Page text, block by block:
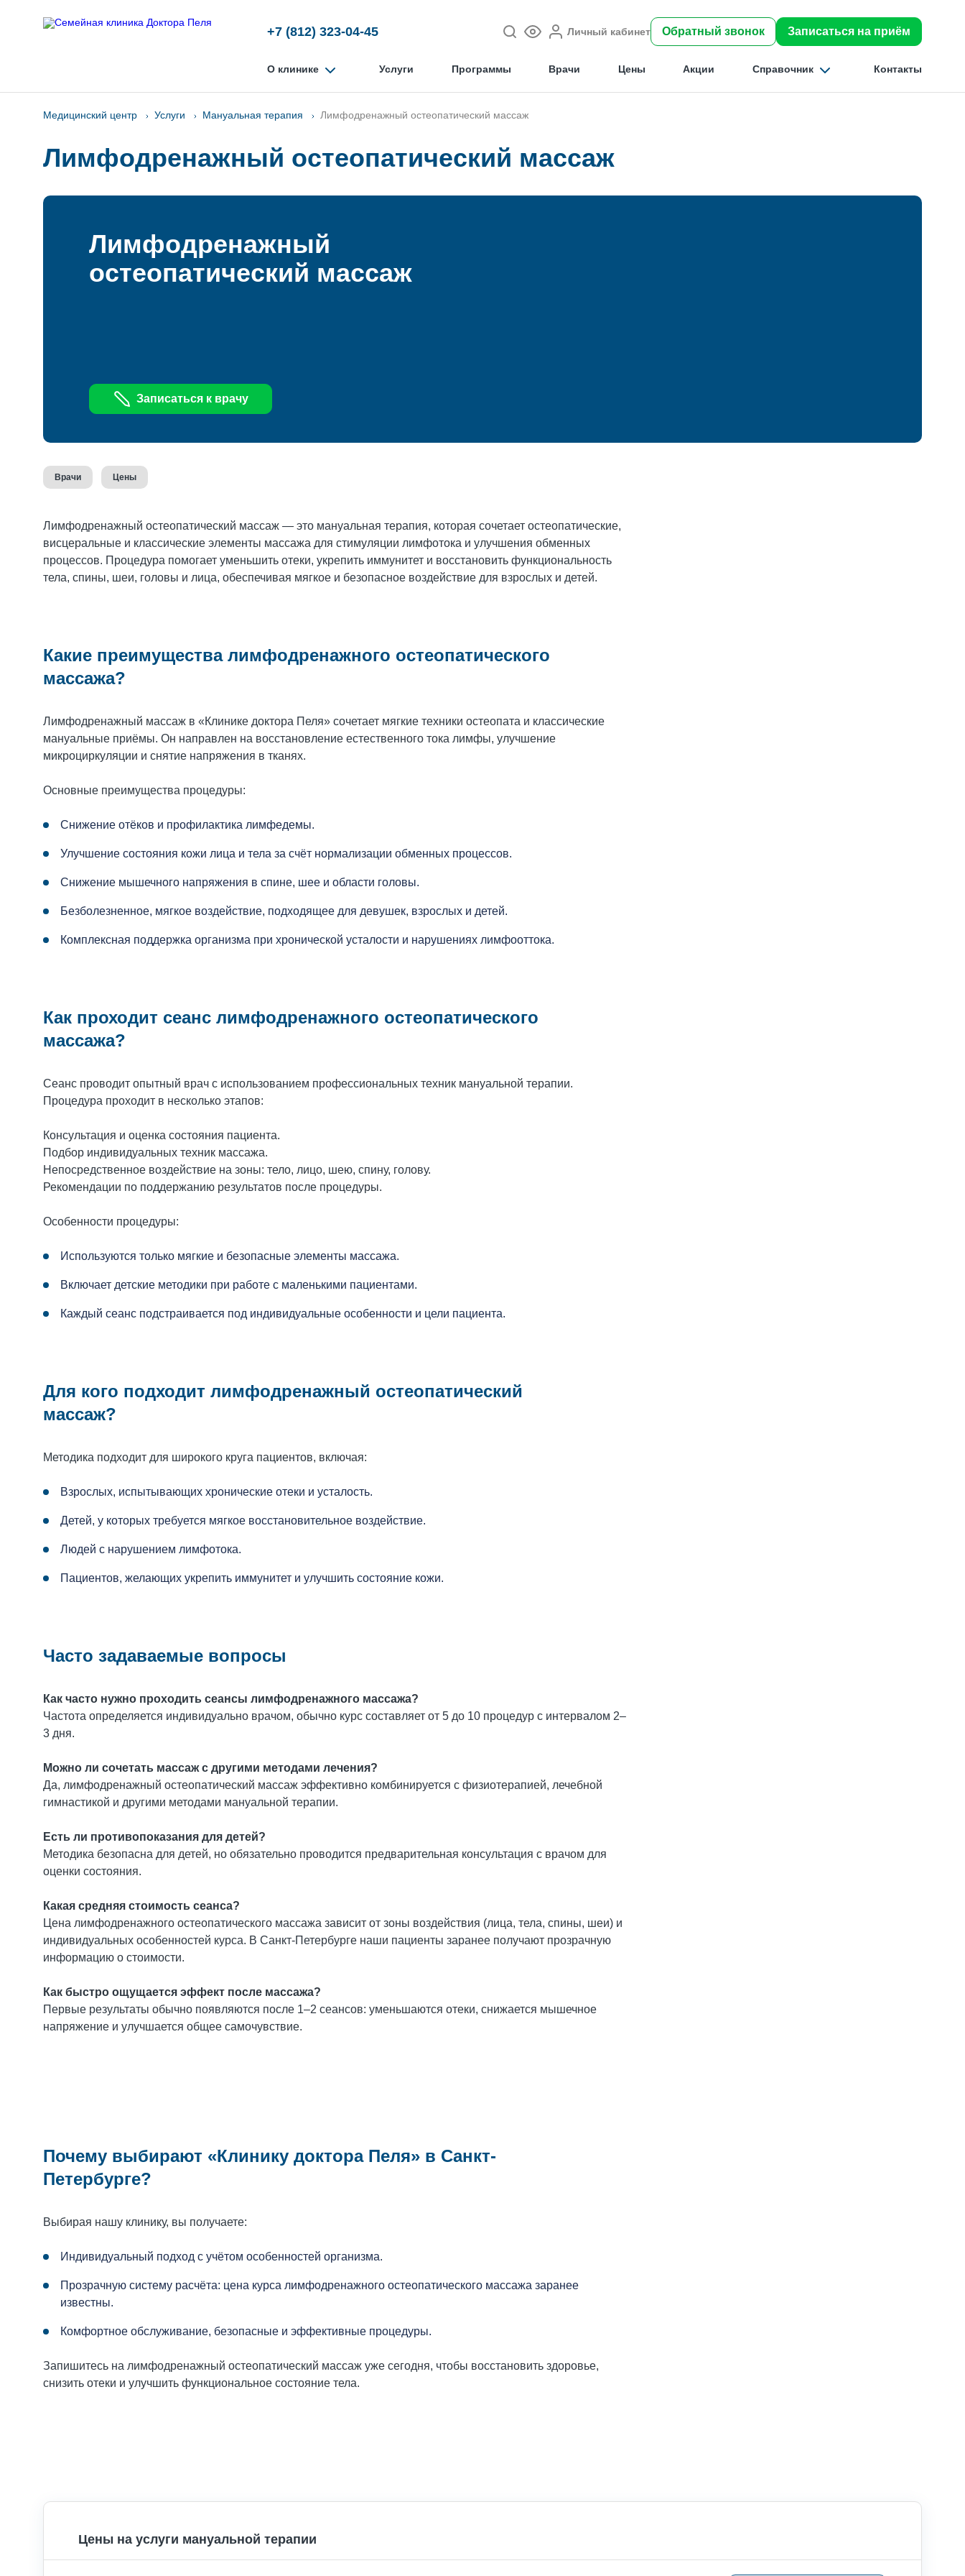
+7 (812) 323-04-45 Личный кабинет Обратный звонок Записаться на приём
О клинике Услуги Программы Врачи Цены Акции Справочник Контакты
Медицинский центр Услуги Мануальная терапия Лимфодренажный остеопатический массаж
Лимфодренажный остеопатический массаж
Лимфодренажный
остеопатический массаж
Записаться к врачу
Врачи Цены
Лимфодренажный остеопатический массаж — это мануальная терапия, которая сочетает остеопатические,
висцеральные и классические элементы массажа для стимуляции лимфотока и улучшения обменных
процессов. Процедура помогает уменьшить отеки, укрепить иммунитет и восстановить функциональность
тела, спины, шеи, головы и лица, обеспечивая мягкое и безопасное воздействие для взрослых и детей.
Какие преимущества лимфодренажного остеопатического
массажа?
Лимфодренажный массаж в «Клинике доктора Пеля» сочетает мягкие техники остеопата и классические
мануальные приёмы. Он направлен на восстановление естественного тока лимфы, улучшение
микроциркуляции и снятие напряжения в тканях.
Основные преимущества процедуры:
Снижение отёков и профилактика лимфедемы.
Улучшение состояния кожи лица и тела за счёт нормализации обменных процессов.
Снижение мышечного напряжения в спине, шее и области головы.
Безболезненное, мягкое воздействие, подходящее для девушек, взрослых и детей.
Комплексная поддержка организма при хронической усталости и нарушениях лимфооттока.
Как проходит сеанс лимфодренажного остеопатического
массажа?
Сеанс проводит опытный врач с использованием профессиональных техник мануальной терапии.
Процедура проходит в несколько этапов:
Консультация и оценка состояния пациента.
Подбор индивидуальных техник массажа.
Непосредственное воздействие на зоны: тело, лицо, шею, спину, голову.
Рекомендации по поддержанию результатов после процедуры.
Особенности процедуры:
Используются только мягкие и безопасные элементы массажа.
Включает детские методики при работе с маленькими пациентами.
Каждый сеанс подстраивается под индивидуальные особенности и цели пациента.
Для кого подходит лимфодренажный остеопатический
массаж?
Методика подходит для широкого круга пациентов, включая:
Взрослых, испытывающих хронические отеки и усталость.
Детей, у которых требуется мягкое восстановительное воздействие.
Людей с нарушением лимфотока.
Пациентов, желающих укрепить иммунитет и улучшить состояние кожи.
Часто задаваемые вопросы
Как часто нужно проходить сеансы лимфодренажного массажа?
Частота определяется индивидуально врачом, обычно курс составляет от 5 до 10 процедур с интервалом 2–
3 дня.
Можно ли сочетать массаж с другими методами лечения?
Да, лимфодренажный остеопатический массаж эффективно комбинируется с физиотерапией, лечебной
гимнастикой и другими методами мануальной терапии.
Есть ли противопоказания для детей?
Методика безопасна для детей, но обязательно проводится предварительная консультация с врачом для
оценки состояния.
Какая средняя стоимость сеанса?
Цена лимфодренажного остеопатического массажа зависит от зоны воздействия (лица, тела, спины, шеи) и
индивидуальных особенностей курса. В Санкт-Петербурге наши пациенты заранее получают прозрачную
информацию о стоимости.
Как быстро ощущается эффект после массажа?
Первые результаты обычно появляются после 1–2 сеансов: уменьшаются отеки, снижается мышечное
напряжение и улучшается общее самочувствие.
Почему выбирают «Клинику доктора Пеля» в Санкт-
Петербурге?
Выбирая нашу клинику, вы получаете:
Индивидуальный подход с учётом особенностей организма.
Прозрачную систему расчёта: цена курса лимфодренажного остеопатического массажа заранее
известны.
Комфортное обслуживание, безопасные и эффективные процедуры.
Запишитесь на лимфодренажный остеопатический массаж уже сегодня, чтобы восстановить здоровье,
снизить отеки и улучшить функциональное состояние тела.
Цены на услуги мануальной терапии